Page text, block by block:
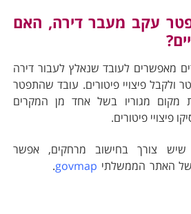
עקב מעבר דירה, האם
מאפשרים לעובד שנאלץ לעבור דירה
פיצויי פיטורים. עובד שהתפטר
מגוריו בשל אחד מן המקרים
פיטורים.
צורך בחישוב מרחקים, אפשר
האתר הממשלתיgovmap
.